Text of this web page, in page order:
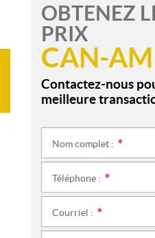
OBTENEZ
PRIX
CAN-AM
Contactez-nous
meilleure
Nom complet :
Téléphone :
Courriel :